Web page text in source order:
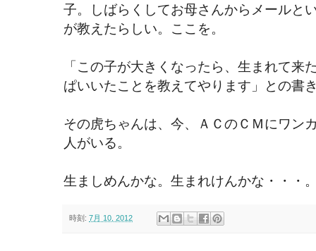
子。しばらくしてお母さんからメールと
が教えたらしい。ここを。
「この子が大きくなったら、生まれて
ぱいいたことを教えてやります」との書
その虎ちゃんは、今、ＡＣのＣＭにワン
人がいる。
生ましめんかな。生まれけんかな・・・
時刻: 7月 10, 2012